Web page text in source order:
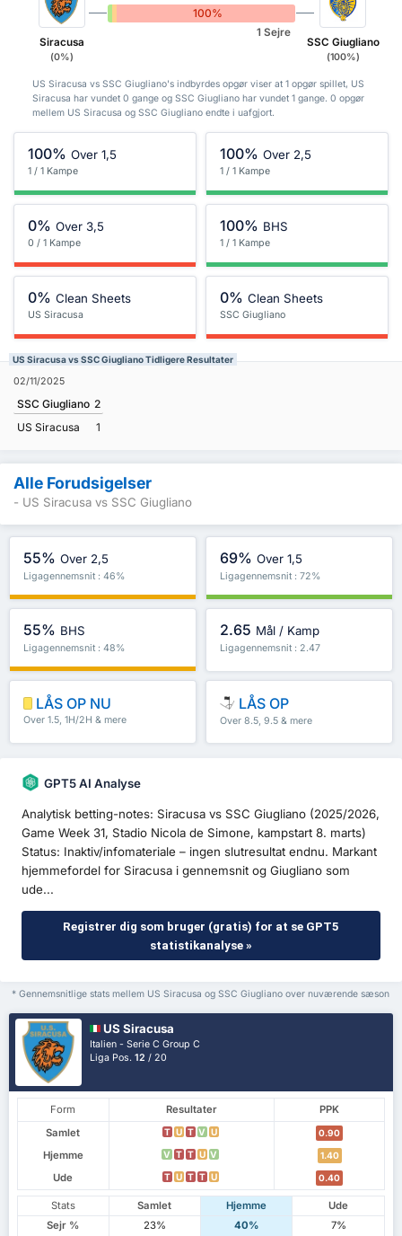
Siracusa
(0%)
100%
1 Sejre
SSC Giugliano
(100%)
US Siracusa vs SSC Giugliano's indbyrdes opgør viser at 1 opgør spillet, US
Siracusa har vundet 0 gange og SSC Giugliano har vundet 1 gange. 0 opgør
mellem US Siracusa og SSC Giugliano endte i uafgjort.
100% Over 1,5
1 / 1 Kampe
100% Over 2,5
1 / 1 Kampe
0% Over 3,5
0 / 1 Kampe
100% BHS
1 / 1 Kampe
0% Clean Sheets
US Siracusa
0% Clean Sheets
SSC Giugliano
US Siracusa vs SSC Giugliano Tidligere Resultater
02/11/2025
SSC Giugliano 2
US Siracusa
1
Alle Forudsigelser
- US Siracusa vs SSC Giugliano
55% Over 2,5
Ligagennemsnit : 46%
69% Over 1,5
Ligagennemsnit : 72%
55% BHS
Ligagennemsnit : 48%
2.65 Mål / Kamp
Ligagennemsnit : 2.47
LÅS OP NU
Over 1.5, 1H/2H & mere
LÅS OP
Over 8.5, 9.5 & mere
GPT5 AI Analyse
Analytisk betting-notes: Siracusa vs SSC Giugliano (2025/2026,
Game Week 31, Stadio Nicola de Simone, kampstart 8. marts)
Status: Inaktiv/infomateriale – ingen slutresultat endnu. Markant
hjemmefordel for Siracusa i gennemsnit og Giugliano som
ude...
Registrer dig som bruger (gratis) for at se GPT5
statistikanalyse »
* Gennemsnitlige stats mellem US Siracusa og SSC Giugliano over nuværende sæson
US Siracusa
Italien - Serie C Group C
Liga Pos.12 / 20
Form Resultater
PPK
Samlet
T U T V U 0.90
Hjemme V T T U V 1.40
Ude T U T T U 0.40
Stats Samlet Hjemme
Ude
Sejr %
23% 40%
7%